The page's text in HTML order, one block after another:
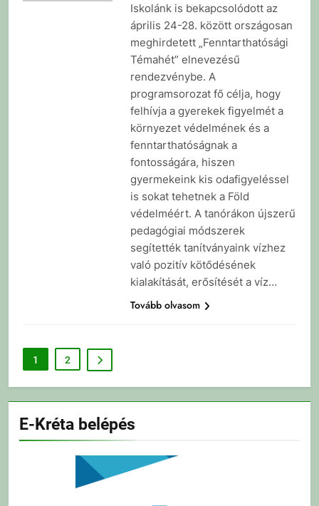
Iskolánk is bekapcsolódott az
április 24-28. között országosan
meghirdetett „Fenntarthatósági
Témahét” elnevezésű
rendezvénybe. A
programsorozat fő célja, hogy
felhívja a gyerekek figyelmét a
környezet védelmének és a
fenntarthatóságnak a
fontosságára, hiszen
gyermekeink kis odafigyeléssel
is sokat tehetnek a Föld
védelméért. A tanórákon újszerű
pedagógiai módszerek
segítették tanítványaink vízhez
való pozitív kötődésének
kialakítását, erősítését a víz…
Tovább olvasom
1 2
E-Kréta belépés